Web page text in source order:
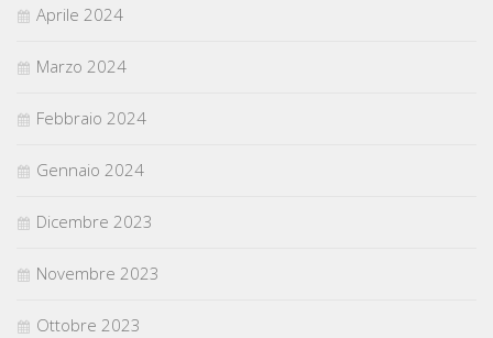
Aprile 2024
Marzo 2024
Febbraio 2024
Gennaio 2024
Dicembre 2023
Novembre 2023
Ottobre 2023